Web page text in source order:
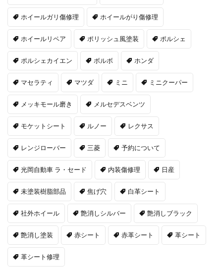
ホイールガリ傷修理 ホイールがり傷修理
ホイールリペア ポリッシュ風塗装 ポルシェ
ポルシェカイエン ボルボ ホンダ
マセラティ マツダ ミニ ミニクーパー
メッキモール磨き メルセデスベンツ
モケットシート ルノー レクサス
レンジローバー 三菱 予約について
光岡自動車 ラ・セード 内装傷修理 日産
未塗装樹脂部品 焦げ穴 白革シート
社外ホイール 艶消しシルバー 艶消しブラック
艶消し塗装 赤シート 赤革シート 革シート
革シート修理